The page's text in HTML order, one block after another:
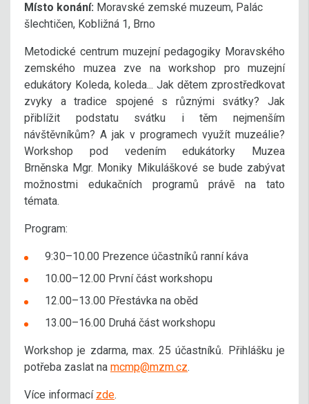
Místo konání: Moravské zemské muzeum, Palác
šlechtičen, Kobližná 1, Brno
Metodické centrum muzejní pedagogiky Moravského
zemského muzea zve na workshop pro muzejní
edukátory Koleda, koleda... Jak dětem zprostředkovat
zvyky a­ tradice spojené s­ různými svátky? Jak
přiblížit podstatu svátku i­ těm nejmenším
návštěvníkům? A ­jak v ­programech využít muzeálie?
Workshop pod vedením edukátorky Muzea
Brněnska Mgr.­ Moniky Mikuláškové se bude zabývat
možnostmi edukačních programů právě na tato
témata.
Program:
9:30–10.00 Prezence účastníků ­ranní káva
10.00–12.00 První­ část workshopu
12.00–13.00 Přestávka na oběd
13.00–16.00 Druhá část workshopu
Workshop je zdarma, max. 25 účastníků. Přihlášku je
potřeba zaslat na mcmp@mzm.cz.
Více informací zde.